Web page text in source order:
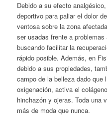
Debido a su efecto
deportivo para paliar el dolor
ventosa sobre la zona
ser usadas frente a
buscando facilitar la
rápido posible. Además, en
debido a sus propiedades,
campo de la belleza dado
oxigenación, activa el
hinchazón y ojeras. Toda una
más de moda que nunca.